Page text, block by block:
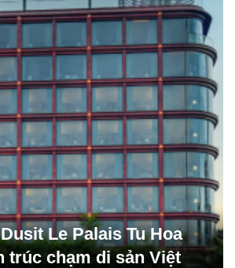
Le Palais Tu Hoa
trúc chạm di sản Việt